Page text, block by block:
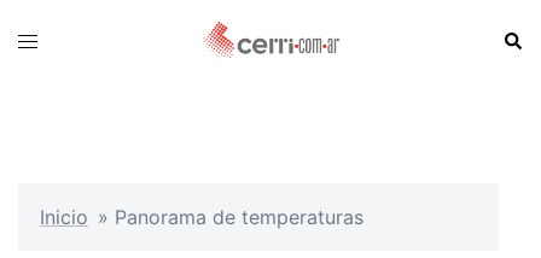
Toggle
Inicio » Panorama de temperaturas